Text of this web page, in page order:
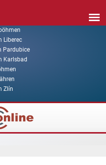
Liberec
Pardubice
Karlsbad
Zlín